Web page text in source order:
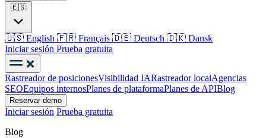
🇪🇸
🇺🇸 English 🇫🇷 Français 🇩🇪 Deutsch 🇩🇰 Dansk
Iniciar sesión Prueba gratuita
Rastreador de posicionesVisibilidad IARastreador localAgencias
SEOEquipos internosPlanes de plataformaPlanes de APIBlog
Reservar demo
Iniciar sesión Prueba gratuita
Blog